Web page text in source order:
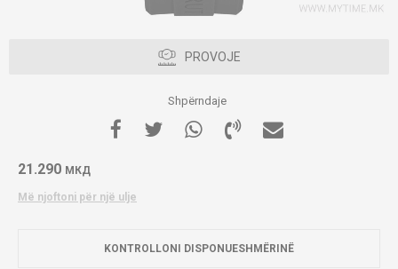
PROVOJE
Shpërndaje
21.290 МКД
Më njoftoni për një ulje
KONTROLLONI DISPONUESHMËRINË